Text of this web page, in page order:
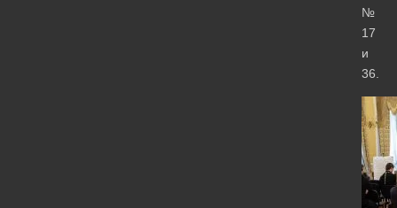
№
17
и
36.